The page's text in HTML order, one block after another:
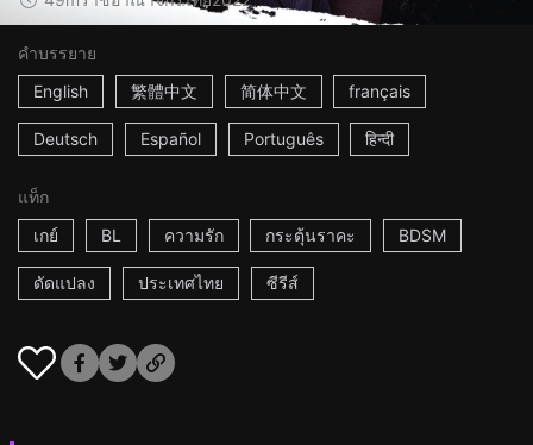
คำบรรยาย
English
繁體中文 简体中文 français
Deutsch Español Português हिन्दी
แท็ก
เกย์
BL ความรัก กระตุ้นราคะ BDSM
ดัดแปลง ประเทศไทย ซีรีส์